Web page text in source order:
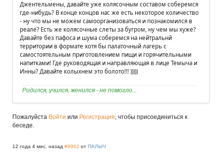
Джентельмены, давайте уже колясочным составом соберемся
где-нибудь? В конце концов нас же есть некоторое количество
- ну что мы не можем самоорганизоваться и познакомился в
реале? Есть же колясочные слеты за бугром, ну чем мы хуже?
Давайте без пафоса и шума соберемся на нейтральнй
территории в формате хотя бы палаточный лагерь с
самостоятельным приготовлением пищи и горячительными
напитками! Где руководящая и направляющая в лице Темыча и
Инны? Давайте колыхнем это болото!!! )))))
Родился, учился, женился - не помогло...
Пожалуйста Войти или Регистрация , чтобы присоединиться к
беседе.
12 года 4 мес. назад #9962 от ПАЛЫЧ